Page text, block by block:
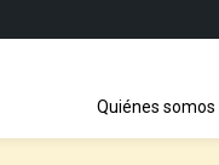
Quiénes somos